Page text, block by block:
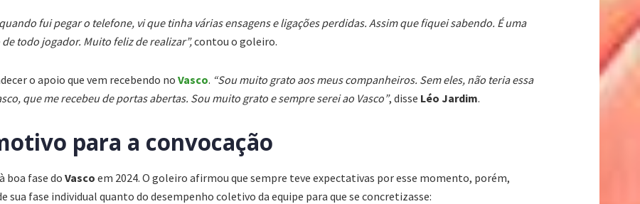
fui pegar o telefone, vi que tinha várias ensagens e ligações perdidas. Assim que fiquei sabendo. É uma
todo jogador. Muito feliz de realizar”,contou o goleiro.
o apoio que vem recebendo no Vasco. “Sou muito grato aos meus companheiros. Sem eles, não teria essa
que me recebeu de portas abertas. Sou muito grato e sempre serei ao Vasco”, disse Léo Jardim.
para a convocação
boa fase do Vasco em 2024. O goleiro afirmou que sempre teve expectativas por esse momento, porém,
sua fase individual quanto do desempenho coletivo da equipe para que se concretizasse: